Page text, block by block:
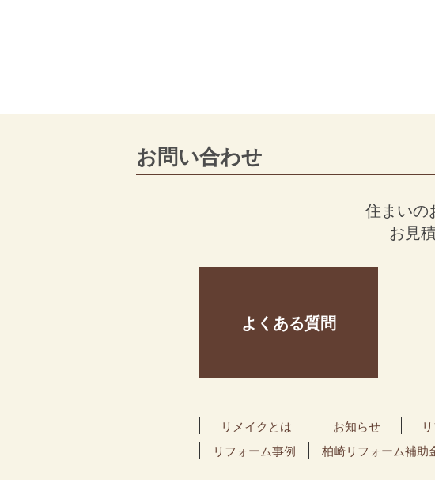
お問い合わせ
住まいの
お見
よくある質問
リメイクとは お知らせ
リフォーム事例
柏崎リフォーム補助